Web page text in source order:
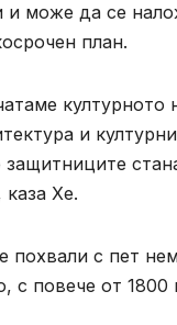
и може да се
план.
културното
и
Хе.
с пет
с повече от